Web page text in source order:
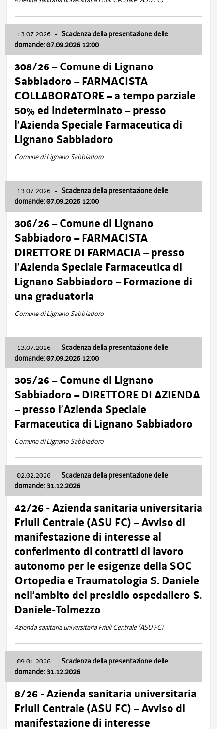
13.07.2026 - Scadenza della presentazione delle
domande: 07.09.2026 12:00
308/26 – Comune di Lignano
Sabbiadoro – FARMACISTA
COLLABORATORE – a tempo parziale
50% ed indeterminato – presso
l’Azienda Speciale Farmaceutica di
Lignano Sabbiadoro
Comune di Lignano Sabbiadoro
13.07.2026 - Scadenza della presentazione delle
domande: 07.09.2026 12:00
306/26 – Comune di Lignano
Sabbiadoro – FARMACISTA
DIRETTORE DI FARMACIA – presso
l’Azienda Speciale Farmaceutica di
Lignano Sabbiadoro – Formazione di
una graduatoria
Comune di Lignano Sabbiadoro
13.07.2026 - Scadenza della presentazione delle
domande: 07.09.2026 12:00
305/26 – Comune di Lignano
Sabbiadoro – DIRETTORE DI AZIENDA
– presso l’Azienda Speciale
Farmaceutica di Lignano Sabbiadoro
Comune di Lignano Sabbiadoro
02.02.2026 - Scadenza della presentazione delle
domande: 31.12.2026
42/26 - Azienda sanitaria universitaria
Friuli Centrale (ASU FC) – Avviso di
manifestazione di interesse al
conferimento di contratti di lavoro
autonomo per le esigenze della SOC
Ortopedia e Traumatologia S. Daniele
nell’ambito del presidio ospedaliero S.
Daniele-Tolmezzo
Azienda sanitaria universitaria Friuli Centrale (ASU FC)
09.01.2026 - Scadenza della presentazione delle
domande: 31.12.2026
8/26 - Azienda sanitaria universitaria
Friuli Centrale (ASU FC) – Avviso di
manifestazione di interesse